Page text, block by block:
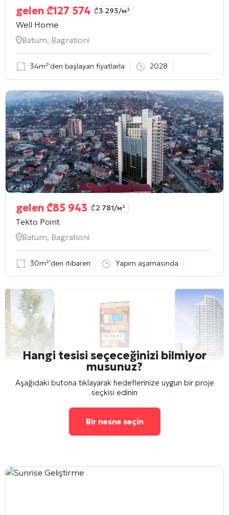
gelen ₾127 574 ₾3 293/м²
Well Home
Batum, Bagrationi
34m²'den başlayan fiyatlarla 2028
gelen ₾85 943 ₾2 781/м²
Tekto Point
Batum, Bagrationi
30m²'den itibaren Yapım aşamasında
Hangi tesisi seçeceğinizi bilmiyor
musunuz?
Aşağıdaki butona tıklayarak hedeflerinize uygun bir proje
seçkisi edinin
Bir nesne seçin